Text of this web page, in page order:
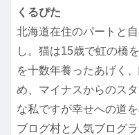
くるぴた
北海道在住のパートと
し。猫は15歳で虹の橋
を十数年養ったあげく
め、マイナスからのス
な私ですが幸せへの道を
ブログ村と人気ブログ